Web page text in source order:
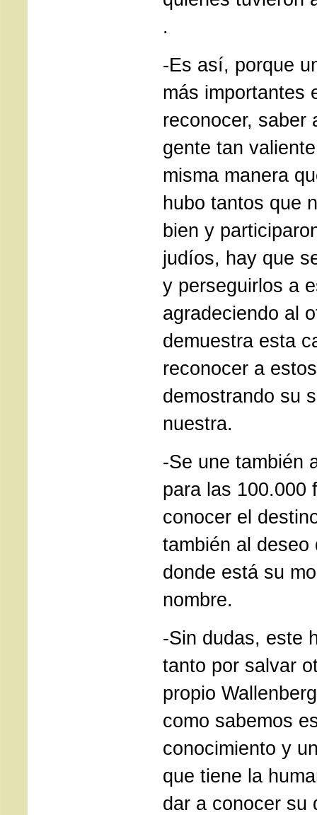
.
-Es así, porque
más importantes
reconocer, saber
gente tan
misma manera
hubo tantos que
bien y
judíos, hay que
y perseguirlos a
agradeciendo al
demuestra esta
reconocer a
demostrando su
nuestra.
-Se une también
para las 100.000
conocer el
también al deseo
donde está su
nombre.
-Sin dudas, este
tanto por salvar
propio
como sabemos
conocimiento y
que tiene la
dar a conocer su